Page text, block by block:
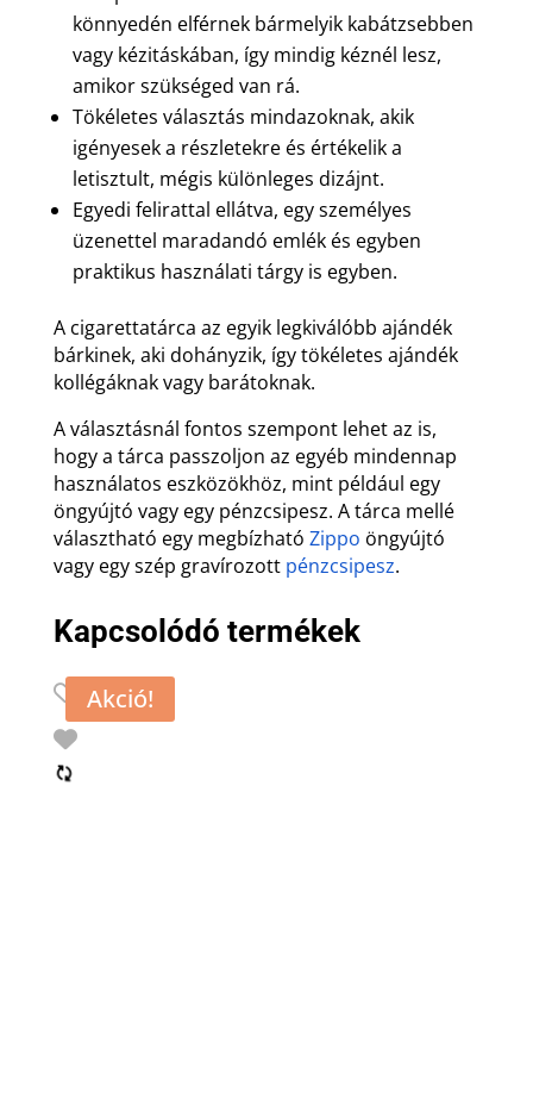
könnyedén elférnek bármelyik kabátzsebben
vagy kézitáskában, így mindig kéznél lesz,
amikor szükséged van rá.
Tökéletes választás mindazoknak, akik
igényesek a részletekre és értékelik a
letisztult, mégis különleges dizájnt.
Egyedi felirattal ellátva, egy személyes
üzenettel maradandó emlék és egyben
praktikus használati tárgy is egyben.
A cigarettatárca az egyik legkiválóbb ajándék
bárkinek, aki dohányzik, így tökéletes ajándék
kollégáknak vagy barátoknak.
A választásnál fontos szempont lehet az is,
hogy a tárca passzoljon az egyéb mindennap
használatos eszközökhöz, mint például egy
öngyújtó vagy egy pénzcsipesz. A tárca mellé
választható egy megbízható Zippo öngyújtó
vagy egy szép gravírozott pénzcsipesz.
Kapcsolódó termékek
Akció!